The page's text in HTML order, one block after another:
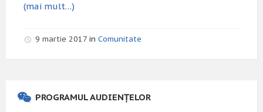
(mai mult…)
9 martie 2017 in Comunitate
PROGRAMUL AUDIENȚELOR